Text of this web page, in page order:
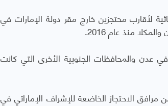
نسائية لأقارب محتجزين خارج مقر دولة الإمارات في
منذ عام 2016.
في عدن والمحافظات الجنوبية الأخرى التي كانت
مرافق الاحتجاز الخاضعة للإشراف الإماراتي في